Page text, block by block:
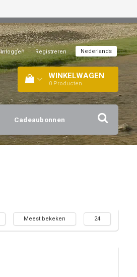
Inloggen | Registreren Nederlands
WINKELWAGEN
0 Producten
Cadeaubonnen
Meest bekeken 24